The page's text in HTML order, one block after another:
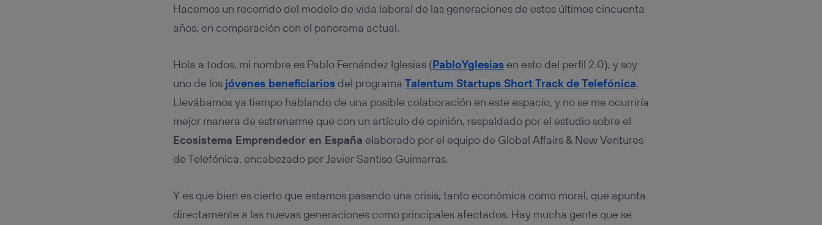
Hacemos un recorrido del modelo de vida laboral de las generaciones de estos últimos cincuenta
años, en comparación con el panorama actual.
Hola a todos, mi nombre es Pablo Fernández Iglesias (PabloYglesiasen esto del perfil 2.0), y soy
uno de los jóvenes beneficiariosdel programa Talentum Startups Short Track de Telefónica.
Llevábamos ya tiempo hablando de una posible colaboración en este espacio, y no se me ocurriría
mejor manera de estrenarme que con un artículo de opinión, respaldado por el estudio sobre el
Ecosistema Emprendedor en España elaborado por el equipo de Global Affairs & New Ventures
de Telefónica, encabezado por Javier Santiso Guimarras.
Y es que bien es cierto que estamos pasando una crisis, tanto económica como moral, que apunta
directamente a las nuevas generaciones como principales afectados. Hay mucha gente que se
conecte su dispositivo y consienta el uso de la tecnología recibirá el mismo identificador.
Típicamente:
hayan dado su consentimiento.
Si utilizasdatos móviles, el marketing será más personalizado, ya que se basará
únicamente en la navegación del usuario del móvil.
Puedes gestionar los consentimientos Utiq seleccionando “Administrar Utiq” en la parte
inferior de esta página web o visitando el portal de privacidad de Utiq (“consenthub”).